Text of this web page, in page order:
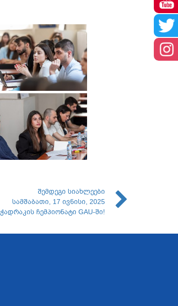
შემდეგი სიახლეები
სამშაბათი, 17 ივნისი, 2025
ჭადრაკის ჩემპიონატი GAU-ში!